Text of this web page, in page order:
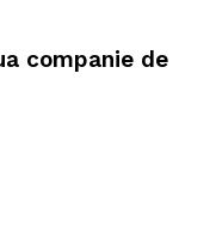
companie de